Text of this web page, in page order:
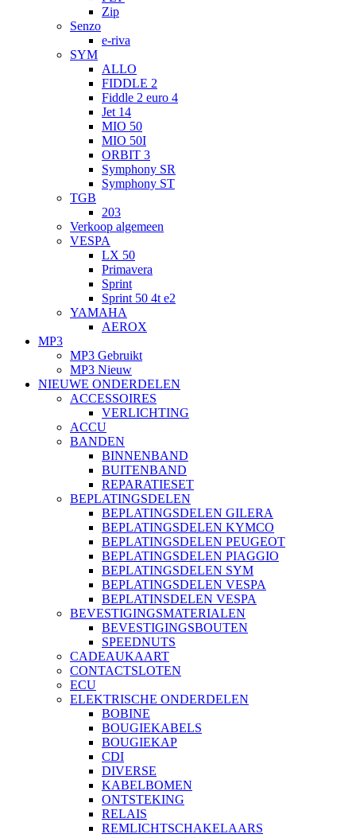
Zip
Senzo
e-riva
SYM
ALLO
FIDDLE 2
Fiddle 2 euro 4
Jet 14
MIO 50
MIO 50I
ORBIT 3
Symphony SR
Symphony ST
TGB
203
Verkoop algemeen
VESPA
LX 50
Primavera
Sprint
Sprint 50 4t e2
YAMAHA
AEROX
MP3
MP3 Gebruikt
MP3 Nieuw
NIEUWE ONDERDELEN
ACCESSOIRES
VERLICHTING
ACCU
BANDEN
BINNENBAND
BUITENBAND
REPARATIESET
BEPLATINGSDELEN
BEPLATINGSDELEN GILERA
BEPLATINGSDELEN KYMCO
BEPLATINGSDELEN PEUGEOT
BEPLATINGSDELEN PIAGGIO
BEPLATINGSDELEN SYM
BEPLATINGSDELEN VESPA
BEPLATINSDELEN VESPA
BEVESTIGINGSMATERIALEN
BEVESTIGINGSBOUTEN
SPEEDNUTS
CADEAUKAART
CONTACTSLOTEN
ECU
ELEKTRISCHE ONDERDELEN
BOBINE
BOUGIEKABELS
BOUGIEKAP
CDI
DIVERSE
KABELBOMEN
ONTSTEKING
RELAIS
REMLICHTSCHAKELAARS